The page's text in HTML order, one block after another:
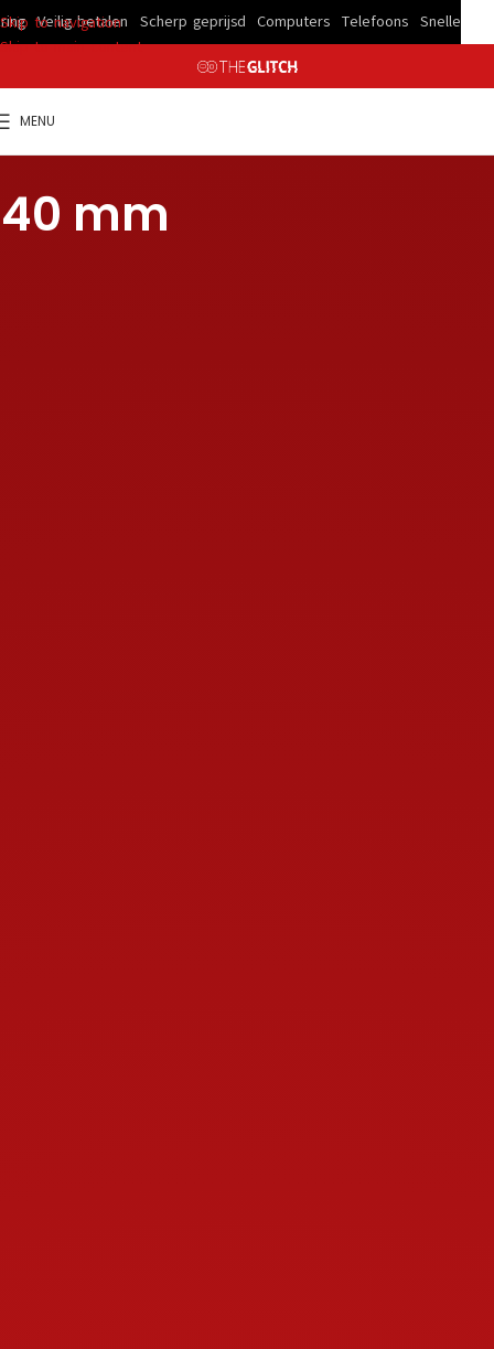
Skip to navigation
Skip to main content
MENU
mm
Veilig betalen Scherp geprijsd Computers Telefoons Snelle levering